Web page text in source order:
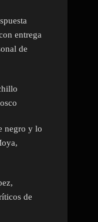
entrega
de
negro y lo
de